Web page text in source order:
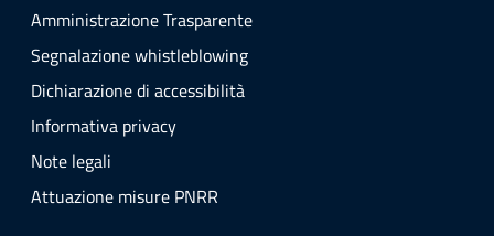
Amministrazione Trasparente
Segnalazione whistleblowing
Dichiarazione di accessibilità
Informativa privacy
Note legali
Attuazione misure PNRR